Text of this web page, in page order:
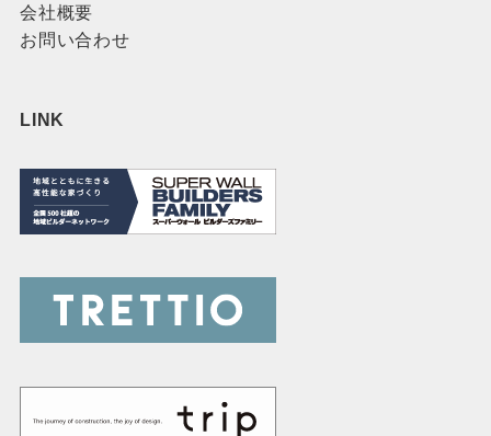
会社概要
お問い合わせ
LINK